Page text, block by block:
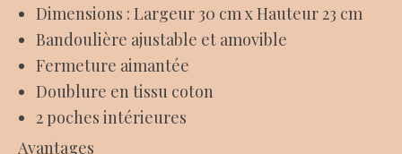
Dimensions : Largeur 30 cm x Hauteur 23 cm
Bandoulière ajustable et amovible
Fermeture aimantée
Doublure en tissu coton
2 poches intérieures
Avantages